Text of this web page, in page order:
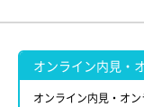
オンライン内見・
オンライン内見・オ